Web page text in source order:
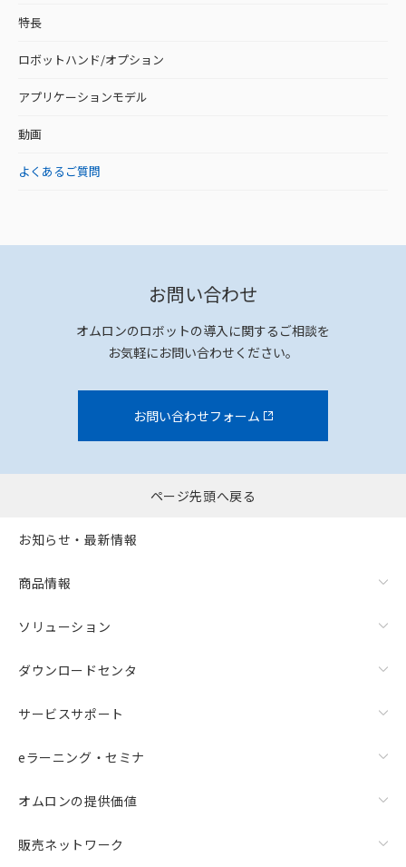
特長
ロボットハンド/オプション
アプリケーションモデル
動画
よくあるご質問
お問い合わせ
オムロンのロボットの導入に関するご相談を
お気軽にお問い合わせください。
お問い合わせフォーム
ページ先頭へ戻る
お知らせ・最新情報
商品情報
ソリューション
ダウンロードセンタ
サービスサポート
eラーニング・セミナ
オムロンの提供価値
販売ネットワーク